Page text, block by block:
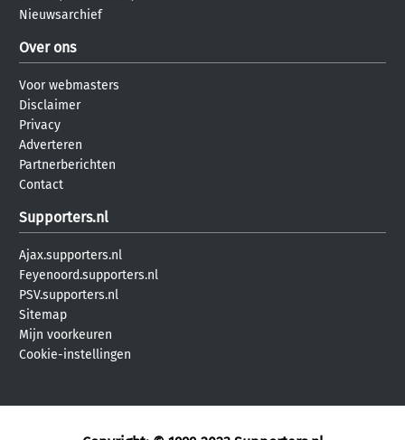
Nieuwsarchief
Over ons
Voor webmasters
Disclaimer
Privacy
Adverteren
Partnerberichten
Contact
Supporters.nl
Ajax.supporters.nl
Feyenoord.supporters.nl
PSV.supporters.nl
Sitemap
Mijn voorkeuren
Cookie-instellingen